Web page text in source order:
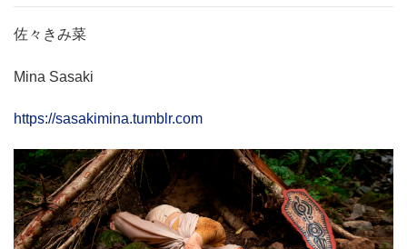
佐々きみ菜
Mina Sasaki
https://sasakimina.tumblr.com